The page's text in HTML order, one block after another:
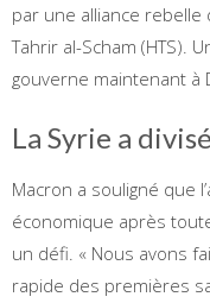
par une alliance rebelle
Tahrir al-Scham (HTS).
gouverne maintenant à
La Syrie a
Macron a souligné que
économique après
un défi. « Nous avons
rapide des premières